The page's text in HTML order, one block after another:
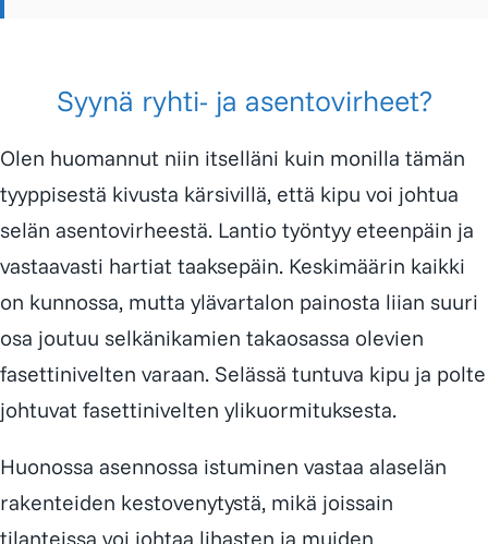
Syynä ryhti- ja asentovirheet?
Olen huomannut niin itselläni kuin monilla tämän
tyyppisestä kivusta kärsivillä, että kipu voi johtua
selän asentovirheestä. Lantio työntyy eteenpäin ja
vastaavasti hartiat taaksepäin. Keskimäärin kaikki
on kunnossa, mutta ylävartalon painosta liian suuri
osa joutuu selkänikamien takaosassa olevien
fasettinivelten varaan. Selässä tuntuva kipu ja polte
johtuvat fasettinivelten ylikuormituksesta.
Huonossa asennossa istuminen vastaa alaselän
rakenteiden kestovenytystä, mikä joissain
tilanteissa voi johtaa lihasten ja muiden